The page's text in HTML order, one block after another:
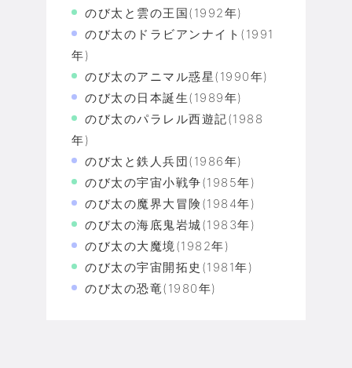
のび太と雲の王国(1992年)
のび太のドラビアンナイト(1991
年)
のび太のアニマル惑星(1990年)
のび太の日本誕生(1989年)
のび太のパラレル西遊記(1988
年)
のび太と鉄人兵団(1986年)
のび太の宇宙小戦争(1985年)
のび太の魔界大冒険(1984年)
のび太の海底鬼岩城(1983年)
のび太の大魔境(1982年)
のび太の宇宙開拓史(1981年)
のび太の恐竜(1980年)